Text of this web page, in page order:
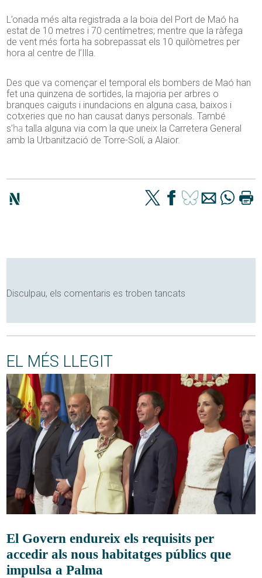
L’onada més alta registrada a la boia del Port de Maó ha
estat de 10 metres i 70 centímetres; mentre que la ràfega
de vent més forta ha sobrepassat els 10 quilòmetres per
hora al centre de l’Illa.
Des que va començar el temporal els bombers de Maó han
fet una quinzena de sortides, la majoria per arbres o
branques caiguts i inundacions en alguna casa, baixos i
cotxeries que no han causat danys personals. També
s’ha talla alguna via com la que uneix la Carretera General
amb la Urbanització de Torre-Solí, a Alaior.
Disculpau, els comentaris es troben tancats
EL MÉS LLEGIT
El Govern endureix els requisits per
accedir als nous habitatges públics que
impulsa a Palma